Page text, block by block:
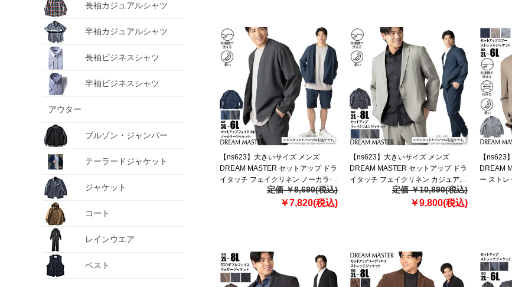
長袖カジュアルシャツ
半袖カジュアルシャツ
長袖ビジネスシャツ
半袖ビジネスシャツ
アウター
ブルゾン・ジャンパー
テーラードジャケット
ジャケット
コート
レインウエア
ベスト
【ns623】大きいサイズ メンズ
DREAM MASTER セットアップ ドラ
イタッチ フェイクリネン ノーカラー
ジャケット 軽量 ウォッシャブル ス
マリラ 春夏新作 dm-js2614nse
定価 ￥8,690(税込)
￥7,820(税込)
【ns623】大きいサイズ メンズ
DREAM MASTER セットアップ ドラ
イタッチ フェイクリネン カジュアル
ジャケット 軽量 ウォッシャブル ス
マリラ 春夏新作 dm-js2614se
定価 ￥10,890(税込)
￥9,800(税込)
【ns623
DREAM
ー ストレ
ッシャ